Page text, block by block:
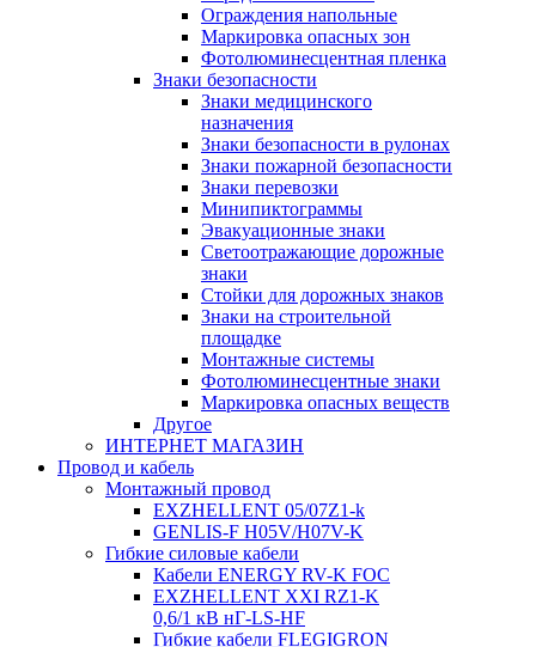
Ограждения напольные
Маркировка опасных зон
Фотолюминесцентная пленка
Знаки безопасности
Знаки медицинского
назначения
Знаки безопасности в рулонах
Знаки пожарной безопасности
Знаки перевозки
Минипиктограммы
Эвакуационные знаки
Светоотражающие дорожные
знаки
Стойки для дорожных знаков
Знаки на строительной
площадке
Монтажные системы
Фотолюминесцентные знаки
Маркировка опасных веществ
Другое
ИНТЕРНЕТ МАГАЗИН
Провод и кабель
Монтажный провод
EXZHELLENT 05/07Z1-k
GENLIS-F Н05V/H07V-K
Гибкие силовые кабели
Кабели ENERGY RV-K FOC
EXZHELLENT XXI RZ1-K
0,6/1 кВ нГ-LS-HF
Гибкие кабели FLEGIGRON